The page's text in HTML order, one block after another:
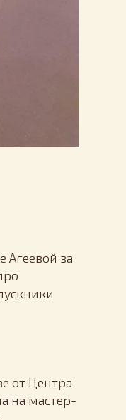
Агеевой за
от Центра
на мастер-